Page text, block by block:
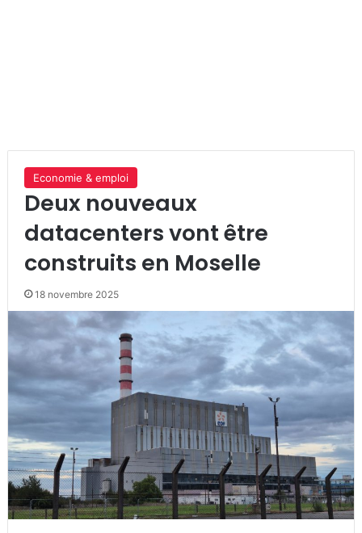
Economie & emploi
Deux nouveaux
datacenters vont être
construits en Moselle
18 novembre 2025